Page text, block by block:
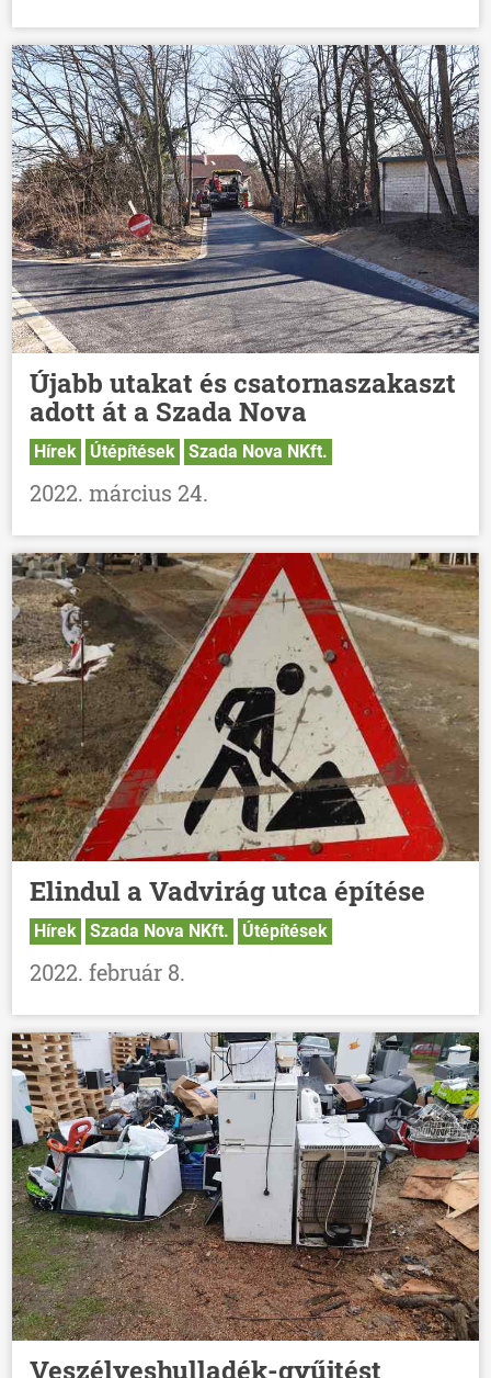
Újabb utakat és csatornaszakaszt
adott át a Szada Nova
Hírek Útépítések Szada Nova NKft.
2022. március 24.
Elindul a Vadvirág utca építése
Hírek Szada Nova NKft. Útépítések
2022. február 8.
Veszélyeshulladék-gyűjtést